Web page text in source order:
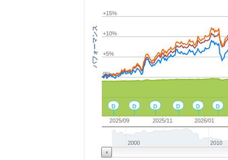
パフォーマンス
D
D
D
D
D
D
2025/09 2025/11 2026/01
2000 2010
0%
+5%
+10%
+15%